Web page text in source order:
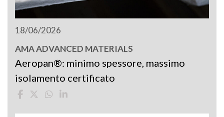
18/06/2026
AMA ADVANCED MATERIALS
Aeropan®: minimo spessore, massimo
isolamento certificato